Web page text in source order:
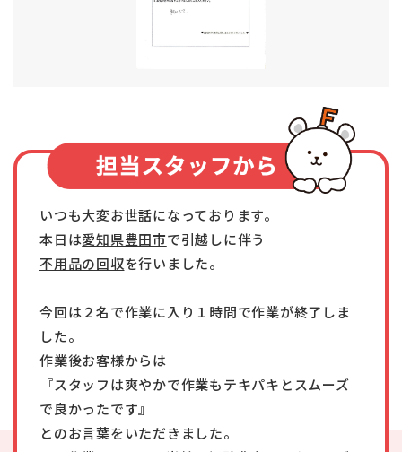
いつも大変お世話になっております。
本日は愛知県豊田市で引越しに伴う
不用品の回収を行いました。
今回は２名で作業に入り１時間で作業が終了しま
した。
作業後お客様からは
『スタッフは爽やかで作業もテキパキとスムーズ
で良かったです』
とのお言葉をいただきました。